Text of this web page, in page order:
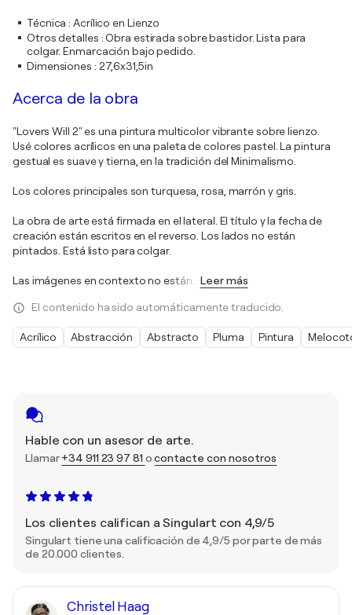
Hable con un asesor de arte.
Llamar+34 911 23 97 81 ocontacte con nosotros
Los clientes califican a Singulart con 4,9/5
Singulart tiene una calificación de 4,9/5 por parte de más
de 20.000 clientes.
Christel Haag
Técnica :Acrílico en Lienzo
Otros detalles :Obra estirada sobre bastidor. Lista para
colgar. Enmarcación bajo pedido.
Dimensiones : 27,6x31,5in
Acerca de la obra
"Lovers Will 2" es una pintura multicolor vibrante sobre lienzo.
Usé colores acrílicos en una paleta de colores pastel. La pintura
gestual es suave y tierna, en la tradición del Minimalismo.
Los colores principales son turquesa, rosa, marrón y gris.
La obra de arte está firmada en el lateral. El título y la fecha de
creación están escritos en el reverso. Los lados no están
pintados. Está listo para colgar.
Las imágenes en contexto no están Leer más
El contenido ha sido automáticamente traducido.
Acrílico Abstracción Abstracto Pluma Pintura